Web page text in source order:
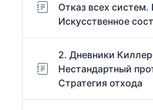
Отказ всех систем.
Искусственное
2. Дневники
Нестандартный
Стратегия отхода